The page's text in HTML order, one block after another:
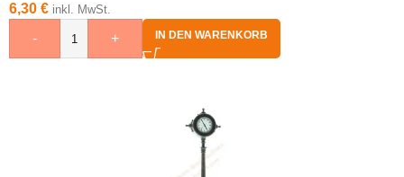
6,30 € inkl. MwSt.
- + IN DEN WARENKORB